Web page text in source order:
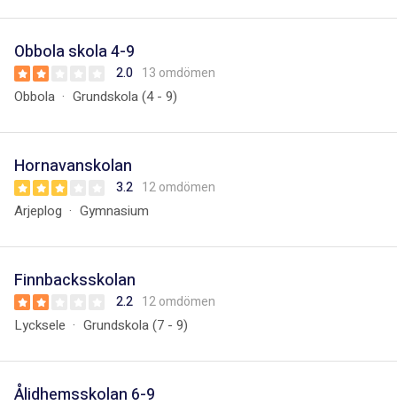
Obbola skola 4-9
2.0 13 omdömen
Obbola Grundskola (4 - 9)
Hornavanskolan
3.2 12 omdömen
Arjeplog Gymnasium
Finnbacksskolan
2.2 12 omdömen
Lycksele Grundskola (7 - 9)
Ålidhemsskolan 6-9